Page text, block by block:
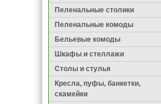
Пеленальные столики
Пеленальные комоды
Бельевые комоды
Шкафы и стеллажи
Столы и стулья
Кресла, пуфы, банкетки,
скамейки